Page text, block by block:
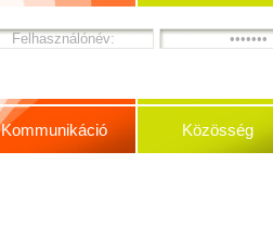
Kommunikáció Közösség